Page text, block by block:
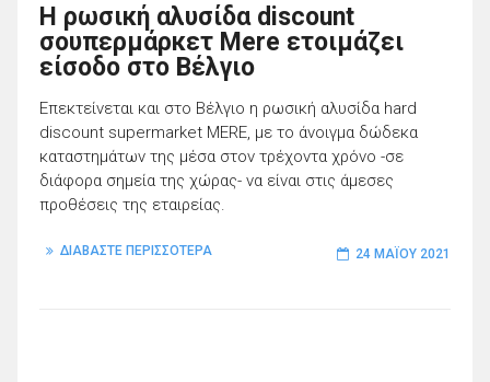
Η ρωσική αλυσίδα discount
σουπερμάρκετ Mere ετοιμάζει
είσοδο στο Βέλγιο
Επεκτείνεται και στο Βέλγιο η ρωσική αλυσίδα hard
discount supermarket MERE, με το άνοιγμα δώδεκα
καταστημάτων της μέσα στον τρέχοντα χρόνο -σε
διάφορα σημεία της χώρας- να είναι στις άμεσες
προθέσεις της εταιρείας.
ΔΙΑΒΑΣΤΕ ΠΕΡΙΣΣΟΤΕΡΑ 24 ΜΑΪ́ΟΥ 2021